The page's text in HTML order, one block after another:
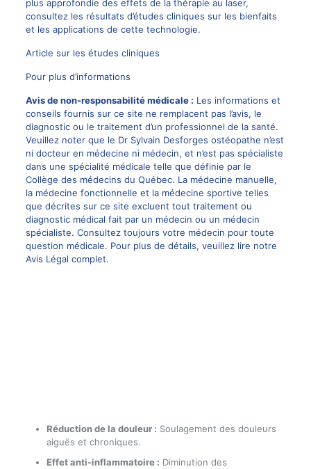
plus approfondie des effets de la thérapie au laser,
consultez les résultats d’études cliniques sur les bienfaits
et les applications de cette technologie.
Article sur les études cliniques
Pour plus d’informations
Avis de non-responsabilité médicale : Les informations et
conseils fournis sur ce site ne remplacent pas l’avis, le
diagnostic ou le traitement d’un professionnel de la santé.
Veuillez noter que le Dr Sylvain Desforges ostéopathe n’est
ni docteur en médecine ni médecin, et n’est pas spécialiste
dans une spécialité médicale telle que définie par le
Collège des médecins du Québec. La médecine manuelle,
la médecine fonctionnelle et la médecine sportive telles
que décrites sur ce site excluent tout traitement ou
diagnostic médical fait par un médecin ou un médecin
spécialiste. Consultez toujours votre médecin pour toute
question médicale. Pour plus de détails, veuillez lire notre
Avis Légal complet.
Réduction de la douleur : Soulagement des douleurs
aiguës et chroniques.
Effet anti-inflammatoire : Diminution des